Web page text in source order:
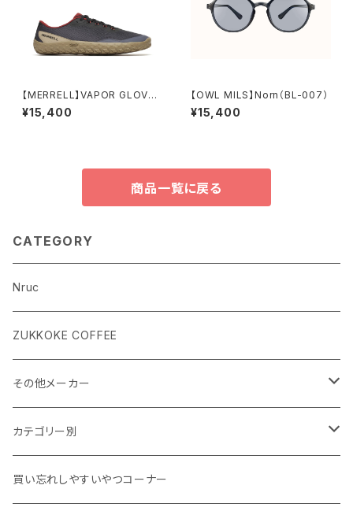
【MERRELL】VAPOR GLOVE
7 (men's)
¥15,400
【OWL MILS】Norn（BL-007）
¥15,400
商品一覧に戻る
CATEGORY
Nruc
ZUKKOKE COFFEE
その他メーカー
ACLIMA
atelierBluebottle
カテゴリー別
Unisex ウェア
買い忘れしやすいやつコーナー